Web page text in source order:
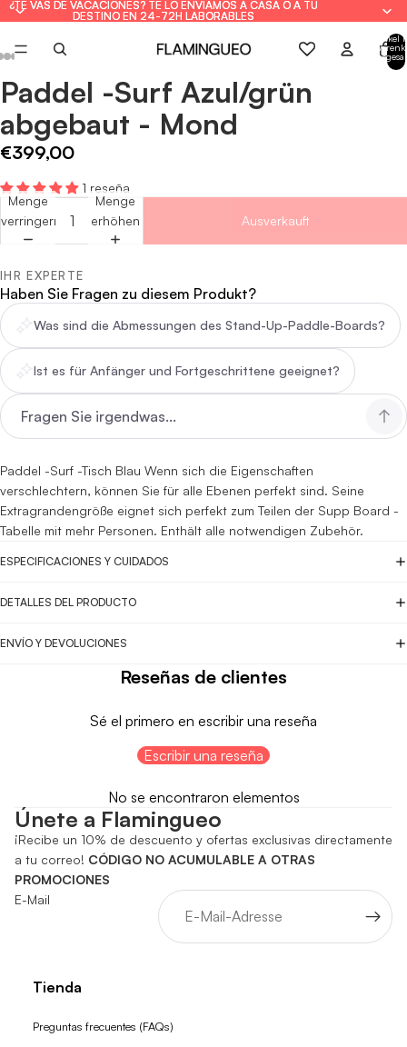
¿TE VAS DE VACACIONES? TE LO ENVIAMOS A CASA O A TU
DESTINO EN 24-72H LABORABLES
¿TE VAS DE VACACIONES? TE LO ENVIAMOS A CASA O A TU
DESTINO EN 24-72H LABORABLES
Artikel
Bild
im
Vollbildmodus
öffnen
Bild
im
Vollbildmodus
öffnen
Bild
im
Vollbildmodus
öffnen
Bild
im
Vollbildmodus
öffnen
Bild
im
Vollbildmodus
öffnen
Bild
im
Vollbildmodus
öffnen
Bild
im
Vollbildmodus
öffnen
Bild
im
Vollbildmodus
öffnen
Bild
im
Vollbildmodus
öffnen
Bild
im
Vollbildmodus
öffnen
Bild
im
Vollbildmodus
öffnen
Paddel -Surf Azul/grün
abgebaut - Mond
€399,00
1 reseña
Menge
verringern
Menge
erhöhen
Ausverkauft
IHR EXPERTE
Haben Sie Fragen zu diesem Produkt?
Was sind die Abmessungen des Stand-Up-Paddle-Boards?
Ist es für Anfänger und Fortgeschrittene geeignet?
Paddel -Surf -Tisch Blau Wenn sich die Eigenschaften
verschlechtern, können Sie für alle Ebenen perfekt sind. Seine
Extragrandengröße eignet sich perfekt zum Teilen der Supp Board -
Tabelle mit mehr Personen. Enthält alle notwendigen Zubehör.
ESPECIFICACIONES Y CUIDADOS
DETALLES DEL PRODUCTO
ENVÍO Y DEVOLUCIONES
Reseñas de clientes
Sé el primero en escribir una reseña
Escribir una reseña
No se encontraron elementos
Únete a Flamingueo
¡Recibe un 10% de descuento y ofertas exclusivas directamente
a tu correo! CÓDIGO NO ACUMULABLE A OTRAS
PROMOCIONES
E-Mail
Tienda
Preguntas frecuentes (FAQs)